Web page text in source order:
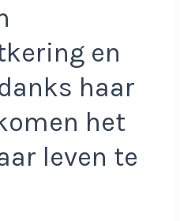
en
haar
het
leven te